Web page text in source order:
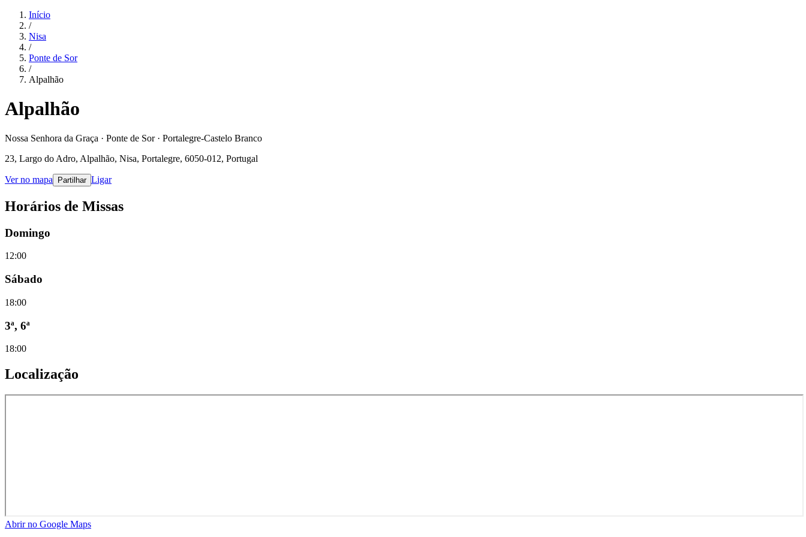
Início
/
Nisa
/
Ponte de Sor
/
Alpalhão
Alpalhão
Nossa Senhora da Graça · Ponte de Sor · Portalegre-Castelo Branco
23, Largo do Adro, Alpalhão, Nisa, Portalegre, 6050-012, Portugal
Ver no mapa Partilhar Ligar
Horários de Missas
Domingo
12:00
Sábado
18:00
3ª, 6ª
18:00
Localização
Abrir no Google Maps